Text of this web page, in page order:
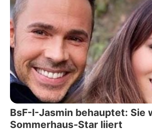
BsF-I-Jasmin behauptet: Sie
Sommerhaus-Star liiert